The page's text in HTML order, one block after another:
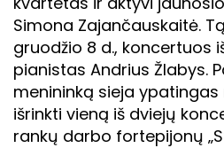
Simona Zajančauskaitė.
gruodžio 8 d., koncertuos
pianistas Andrius Žlabys.
menininką sieja
išrinkti vieną iš dviejų
rankų darbo fortepijonų